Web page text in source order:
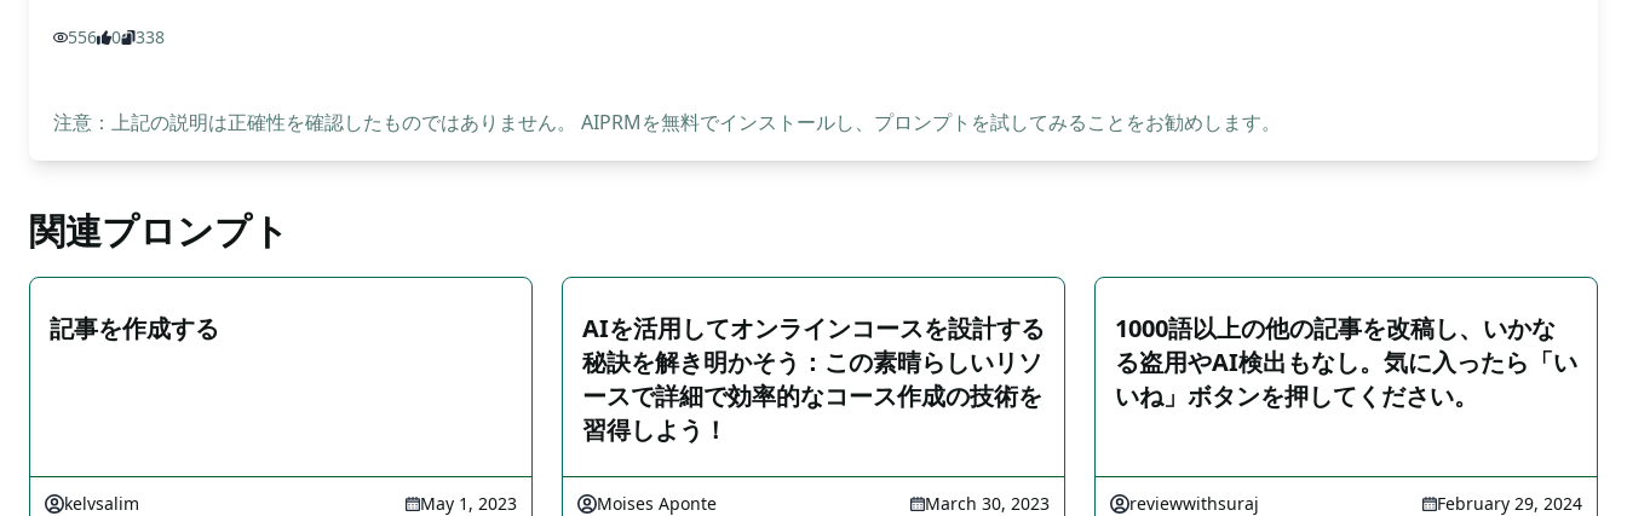
556 0 338
注意：上記の説明は正確性を確認したものではありません。 AIPRMを無料でインストールし、プロンプトを試してみることをお勧めします。
関連プロンプト
記事を作成する
kelvsalim May 1, 2023
AIを活用してオンラインコースを設計する
秘訣を解き明かそう：この素晴らしいリソ
ースで詳細で効率的なコース作成の技術を
習得しよう！
Moises Aponte March 30, 2023
1000語以上の他の記事を改稿し、いかな
る盗用やAI検出もなし。気に入ったら「い
いね」ボタンを押してください。
reviewwithsuraj February 29, 2024